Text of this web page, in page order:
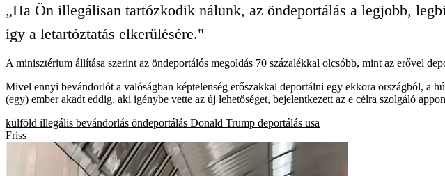
„Ha Ön illegálisan tartózkodik nálunk, az öndeportálás a legjobb,
így a letartóztatás elkerülésére."
A minisztérium állítása szerint az öndeportálós megoldás 70 százalékkal olcsóbb, mint az erővel
Mivel ennyi bevándorlót a valóságban képtelenség erőszakkal deportálni egy ekkora országból, a
(egy) ember akadt eddig, aki igénybe vette az új lehetőséget, bejelentkezett az e célra szolgáló
külföld illegális bevándorlás öndeportálás Donald Trump deportálás usa
Friss